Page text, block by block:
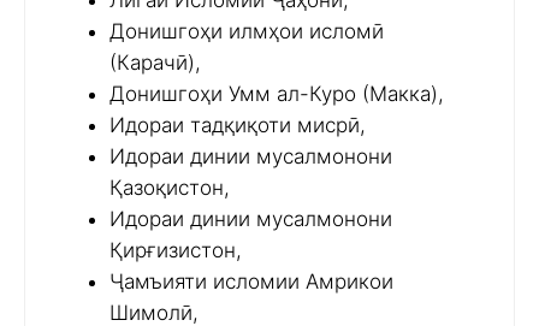
Донишгоҳи илмҳои исломӣ
(Карачӣ),
Донишгоҳи Умм ал-Куро (Макка),
Идораи тадқиқоти мисрӣ,
Идораи динии мусалмонони
Қазоқистон,
Идораи динии мусалмонони
Қирғизистон,
Ҷамъияти исломии Амрикои
Шимолӣ,